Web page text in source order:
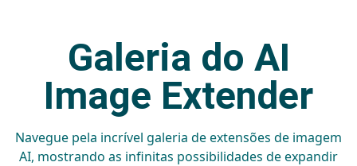
Galeria do AI
Image Extender
Navegue pela incrível galeria de extensões de imagem
AI, mostrando as infinitas possibilidades de expandir